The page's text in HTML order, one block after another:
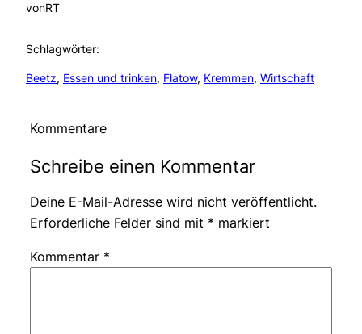
vonRT
Schlagwörter:
Beetz, Essen und trinken, Flatow, Kremmen, Wirtschaft
Kommentare
Schreibe einen Kommentar
Deine E-Mail-Adresse wird nicht veröffentlicht.
Erforderliche Felder sind mit * markiert
Kommentar *